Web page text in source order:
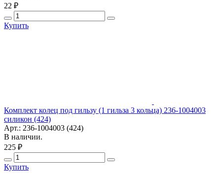
22 ₽
Купить
Комплект колец под гильзу (1 гильза 3 кольца) 236-1004003
силикон (424)
Арт.: 236-1004003 (424)
В наличии.
225 ₽
Купить